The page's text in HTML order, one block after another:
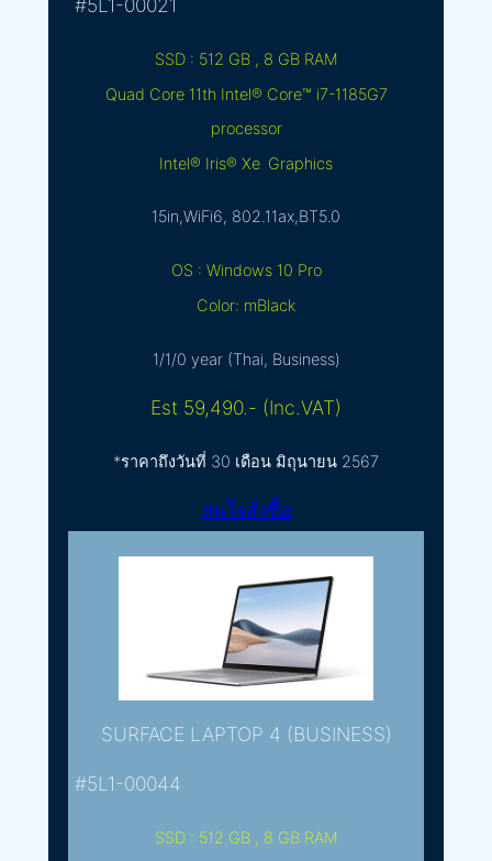
#5L1-00021
SSD : 512 GB , 8 GB RAM
Quad Core 11th Intel® Core™ i7-1185G7
processor
Intel® Iris® Xe Graphics
15in,WiFi6, 802.11ax,BT5.0
OS : Windows 10 Pro
Color: mBlack
1/1/0 year (Thai, Business)
Est 59,490.- (Inc.VAT)
*ราคาถึงวันที่ 30 เดือน มิถุนายน 2567
สนใจสั่งซื้อ
SURFACE LAPTOP 4 (BUSINESS)
#5L1-00044
SSD : 512 GB , 8 GB RAM